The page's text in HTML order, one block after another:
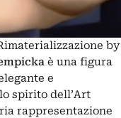
è una figura
e
spirito dell’Art
rappresentazione